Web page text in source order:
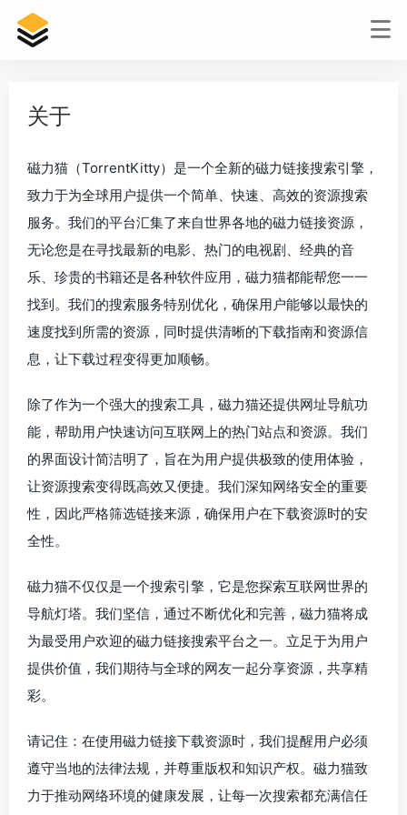
关于
磁力猫（TorrentKitty）是一个全新的磁力链接搜索引擎，
致力于为全球用户提供一个简单、快速、高效的资源搜索
服务。我们的平台汇集了来自世界各地的磁力链接资源，
无论您是在寻找最新的电影、热门的电视剧、经典的音
乐、珍贵的书籍还是各种软件应用，磁力猫都能帮您一一
找到。我们的搜索服务特别优化，确保用户能够以最快的
速度找到所需的资源，同时提供清晰的下载指南和资源信
息，让下载过程变得更加顺畅。
除了作为一个强大的搜索工具，磁力猫还提供网址导航功
能，帮助用户快速访问互联网上的热门站点和资源。我们
的界面设计简洁明了，旨在为用户提供极致的使用体验，
让资源搜索变得既高效又便捷。我们深知网络安全的重要
性，因此严格筛选链接来源，确保用户在下载资源时的安
全性。
磁力猫不仅仅是一个搜索引擎，它是您探索互联网世界的
导航灯塔。我们坚信，通过不断优化和完善，磁力猫将成
为最受用户欢迎的磁力链接搜索平台之一。立足于为用户
提供价值，我们期待与全球的网友一起分享资源，共享精
彩。
请记住：在使用磁力链接下载资源时，我们提醒用户必须
遵守当地的法律法规，并尊重版权和知识产权。磁力猫致
力于推动网络环境的健康发展，让每一次搜索都充满信任